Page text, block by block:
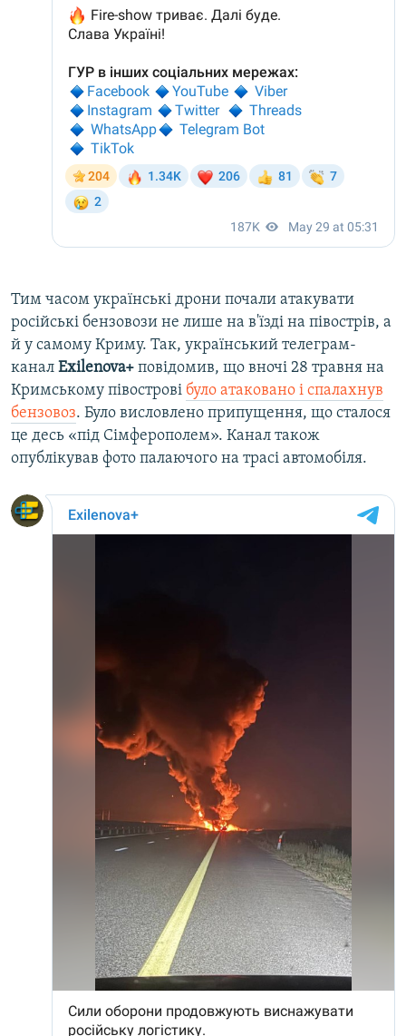
Тим часом українські дрони почали атакувати
російські бензовози не лише на в'їзді на півострів, а
й у самому Криму. Так, український телеграм-
канал Exilenova+ повідомив, що вночі 28 травня на
Кримському півострові було атаковано і спалахнув
бензовоз. Було висловлено припущення, що сталося
це десь «під Сімферополем». Канал також
опублікував фото палаючого на трасі автомобіля.